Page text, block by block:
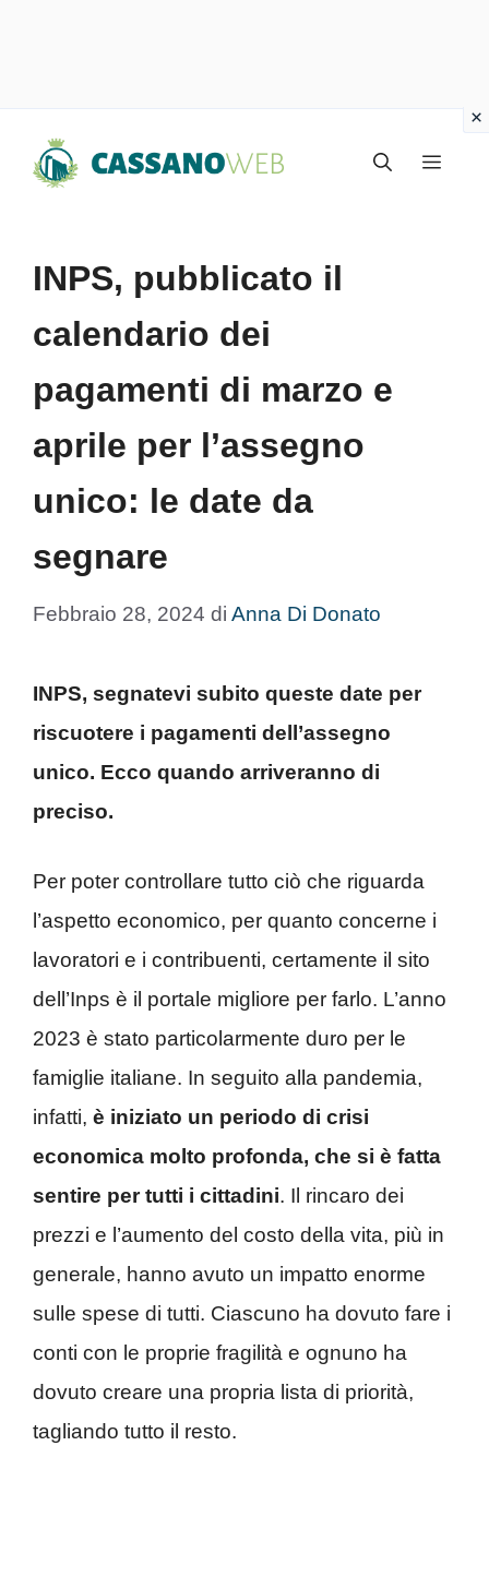
Menu
INPS, pubblicato il
calendario dei
pagamenti di marzo e
aprile per l’assegno
unico: le date da
segnare
Febbraio 28, 2024 di Anna Di Donato
INPS, segnatevi subito queste date per
riscuotere i pagamenti dell’assegno
unico. Ecco quando arriveranno di
preciso.
Per poter controllare tutto ciò che riguarda
l’aspetto economico, per quanto concerne i
lavoratori e i contribuenti, certamente il sito
dell’Inps è il portale migliore per farlo. L’anno
2023 è stato particolarmente duro per le
famiglie italiane. In seguito alla pandemia,
infatti, è iniziato un periodo di crisi
economica molto profonda, che si è fatta
sentire per tutti i cittadini. Il rincaro dei
prezzi e l’aumento del costo della vita, più in
generale, hanno avuto un impatto enorme
sulle spese di tutti. Ciascuno ha dovuto fare i
conti con le proprie fragilità e ognuno ha
dovuto creare una propria lista di priorità,
tagliando tutto il resto.